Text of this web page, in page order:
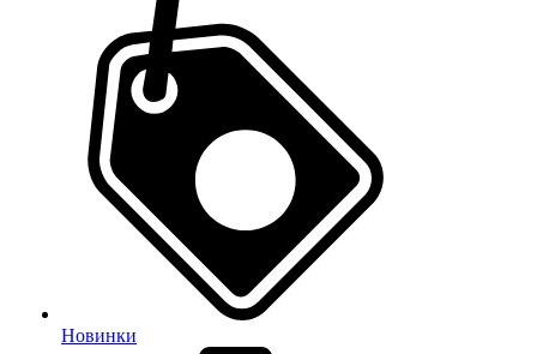
Новинки